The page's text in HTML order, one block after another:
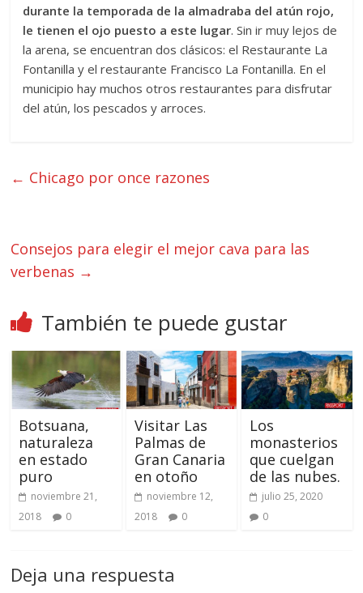
durante la temporada de la almadraba del atún rojo,
le tienen el ojo puesto a este lugar. Sin ir muy lejos de
la arena, se encuentran dos clásicos: el Restaurante La
Fontanilla y el restaurante Francisco La Fontanilla. En el
municipio hay muchos otros restaurantes para disfrutar
del atún, los pescados y arroces.
← Chicago por once razones
Consejos para elegir el mejor cava para las
verbenas →
También te puede gustar
Botsuana,
naturaleza
en estado
puro
noviembre 21,
2018
0
Visitar Las
Palmas de
Gran Canaria
en otoño
noviembre 12,
2018
0
Los
monasterios
que cuelgan
de las nubes.
julio 25, 2020
0
Deja una respuesta